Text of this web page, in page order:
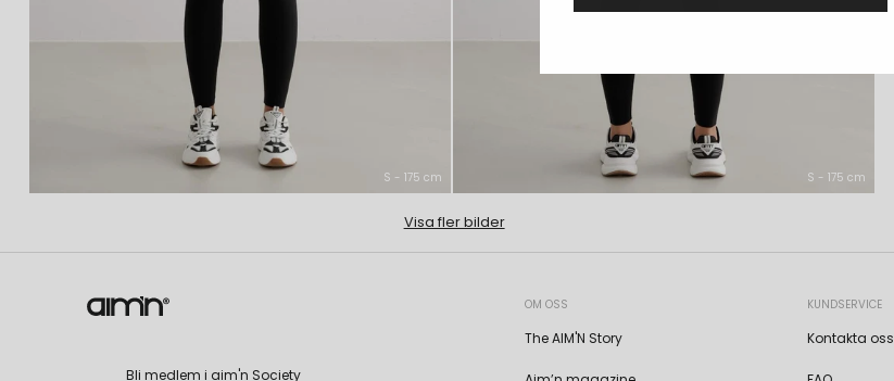
S - 175 cm S - 175 cm
Visa fler bilder
Bli medlem i aim'n Society
OM OSS
The AIM'N Story
KUNDSERVICE
Kontakta oss